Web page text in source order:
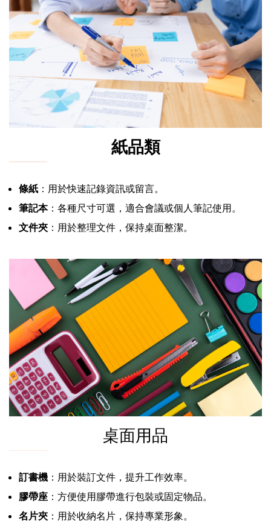
紙品類
條紙 ：用於快速記錄資訊或留言。
筆記本：各種尺寸可選，適合會議或個人筆記使用。
文件夾 ：用於整理文件，保持桌面整潔。
桌面用品
訂書機 ：用於裝訂文件，提升工作效率。
膠帶座 ：方便使用膠帶進行包裝或固定物品。
名片夾 ：用於收納名片，保持專業形象。